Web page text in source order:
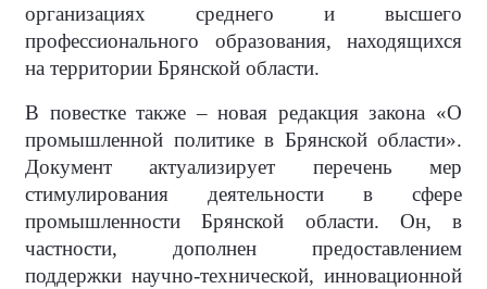
организациях среднего и высшего
профессионального образования, находящихся
на территории Брянской области.
В повестке также – новая редакция закона «О
промышленной политике в Брянской области».
Документ актуализирует перечень мер
стимулирования деятельности в сфере
промышленности Брянской области. Он, в
частности, дополнен предоставлением
поддержки научно-технической, инновационной